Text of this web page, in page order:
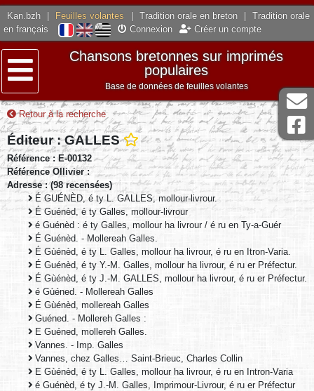
Kan.bzh Feuilles volantes Tradition orale en breton
Tradition orale
en français
Connexion Créer un compte
Menu
Chansons bretonnes sur imprimés
populaires
Base de données de feuilles volantes
Retour à la recherche
Éditeur : GALLES
Référence : E-00132
Référence Ollivier :
Adresse : (98 recensées)
É GUÉNÈD, é ty L. GALLES, mollour-livrour.
É Guénèd, é ty Galles, mollour-livrour
é Guénèd : é ty Galles, mollour ha livrour / é ru en Ty-a-Guér
É Guénèd. - Mollereah Galles.
É Gùénèd, é ty L. Galles, mollour ha livrour, é ru en Itron-Varia.
É Guénèd, é ty Y.-M. Galles, mollour ha livrour, é ru er Préfectur.
É Gùénèd, é ty J.-M. GALLES, mollour ha livrour, é ru er Préfectur.
é Gùéned. - Mollereah Galles
É Gùénèd, mollereah Galles
Guéned. - Mollereh Galles :
E Guéned, mollereh Galles.
Vannes. - Imp. Galles
Vannes, chez Galles… Saint-Brieuc, Charles Collin
E Gùénèd, é ty L. Galles, mollour ha livrour, é ru en Intron-Varia
é Guénèd, é ty J.-M. Galles, Imprimour-Livrour, é ru er Préfectur